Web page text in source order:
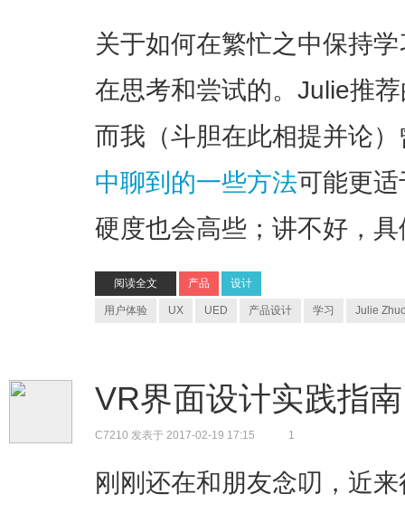
关于如何在繁忙之中保持
在思考和尝试的。Julie推
而我（斗胆在此相提并论）
中聊到的一些方法可能更
硬度也会高些；讲不好，
阅读全文 产品 设计
用户体验 UX UED 产品设计 学习 Julie
VR界面设计实践指
C7210 发表于 2017-02-19 17:15 1
刚刚还在和朋友念叨，近